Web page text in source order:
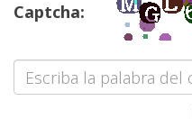
Captcha: